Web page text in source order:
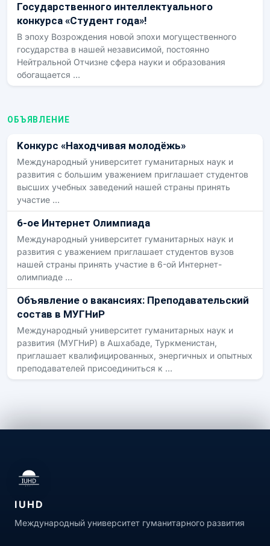
Государственного интеллектуального
конкурса «Студент года»!
В эпоху Возрождения новой эпохи могущественного
государства в нашей независимой, постоянно
Нейтральной Отчизне сфера науки и образования
обогащается …
ОБЪЯВЛЕНИЕ
Kонкурс «Находчивая молодёжь»
Международный университет гуманитарных наук и
развития с большим уважением приглашает студентов
высших учебных заведений нашей страны принять
участие …
6-oe Интернет Oлимпиадa
Международный университет гуманитарных наук и
развития с уважением приглашает студентов вузов
нашей страны принять участие в 6-ой Интернет-
олимпиаде …
Объявление о вакансиях: Преподавательский
состав в МУГНиР
Международный университет гуманитарных наук и
развития (МУГНиР) в Ашхабаде, Туркменистан,
приглашает квалифицированных, энергичных и опытных
преподавателей присоединиться к …
IUHD
Международный университет гуманитарного развития